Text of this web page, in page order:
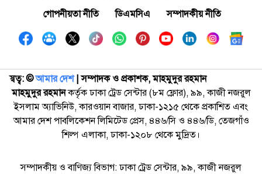
গোপনীয়তা নীতি
ডিএমসিএ সম্পাদকীয় নীতি
স্বত্ব: ©️আমার দেশ| সম্পাদক ও প্রকাশক, মাহমুদুর রহমান
মাহমুদুর রহমানকর্তৃক ঢাকা ট্রেড সেন্টার (৮ম ফ্লোর), ৯৯, কাজী নজরুল
ইসলাম অ্যাভিনিউ, কারওয়ান বাজার, ঢাকা-১২১৫ থেকে প্রকাশিত এবং
আমার দেশ পাবলিকেশন লিমিটেড প্রেস, ৪৪৬/সি ও ৪৪৬/ডি, তেজগাঁও
শিল্প এলাকা, ঢাকা-১২০৮ থেকে মুদ্রিত।
সম্পাদকীয় ও বাণিজ্য বিভাগ: ঢাকা ট্রেড সেন্টার, ৯৯, কাজী নজরুল